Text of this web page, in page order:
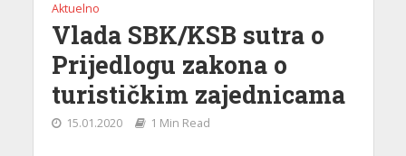
Aktuelno
Vlada SBK/KSB sutra o
Prijedlogu zakona o
turističkim zajednicama
15.01.2020 1 Min Read